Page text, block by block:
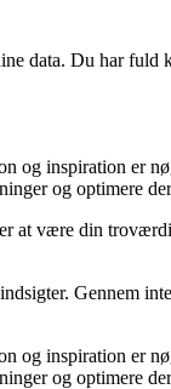
data. Du har
inspiration er
og optimere
være din
Gennem
inspiration er
og optimere